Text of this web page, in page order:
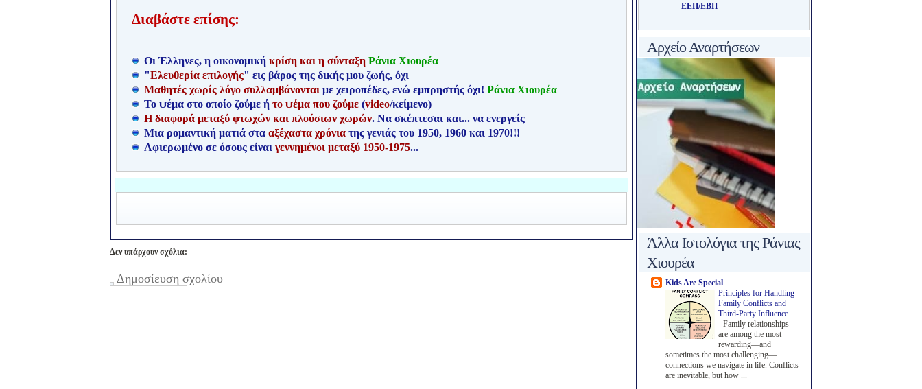
Διαβάστε επίσης:
Οι Έλληνες, η οικονομική κρίση και η σύνταξηΡάνια Χιουρέα
"Ελευθερία επιλογής" εις βάρος της δικής μου ζωής, όχι
Μαθητές χωρίς λόγο συλλαμβάνονται με χειροπέδες, ενώ εμπρηστής όχι! Ράνια Χιουρέα
Το ψέμα στο οποίο ζούμε ή το ψέμα που ζούμε(video/κείμενο)
Η διαφορά μεταξύ φτωχών και πλούσιων χωρών. Να σκέπτεσαι και... να ενεργείς
Μια ρομαντική ματιά στα αξέχαστα χρόνιατης γενιάς του 1950, 1960 και 1970!!!
Αφιερωμένο σε όσους είναι γεννημένοι μεταξύ 1950-1975...
Δεν υπάρχουν σχόλια:
Δημοσίευση σχολίου
ΕΕΠ/ΕΒΠ
Αρχείο Αναρτήσεων
Άλλα Ιστολόγια της Ράνιας
Χιουρέα
Kids Are Special
Principles for Handling
Family Conflicts and
Third-Party Influence
- Family relationships
are among the most
rewarding—and
sometimes the most challenging—
connections we navigate in life. Conflicts
are inevitable, but how ...